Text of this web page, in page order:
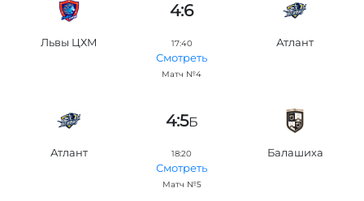
4:6
Львы ЦХМ 17:40
Смотреть
Матч №4
Атлант
4:5Б
Атлант 18:20
Смотреть
Матч №5
Балашиха